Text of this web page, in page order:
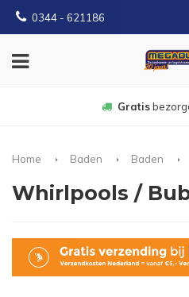
0344 - 621186
Gratis
Home Baden Baden
Whirlpools /